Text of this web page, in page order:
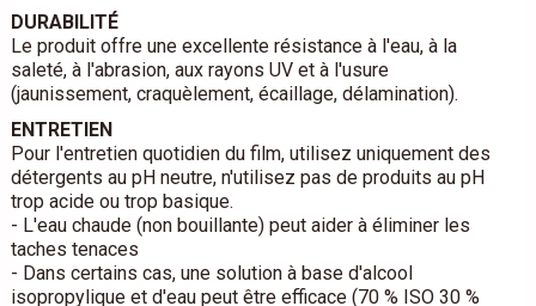
DURABILITÉ
Le produit offre une excellente résistance à l'eau, à la
saleté, à l'abrasion, aux rayons UV et à l'usure
(jaunissement, craquèlement, écaillage, délamination).
ENTRETIEN
Pour l'entretien quotidien du film, utilisez uniquement des
détergents au pH neutre, n'utilisez pas de produits au pH
trop acide ou trop basique.
- L'eau chaude (non bouillante) peut aider à éliminer les
taches tenaces
- Dans certains cas, une solution à base d'alcool
isopropylique et d'eau peut être efficace (70 % ISO 30 %